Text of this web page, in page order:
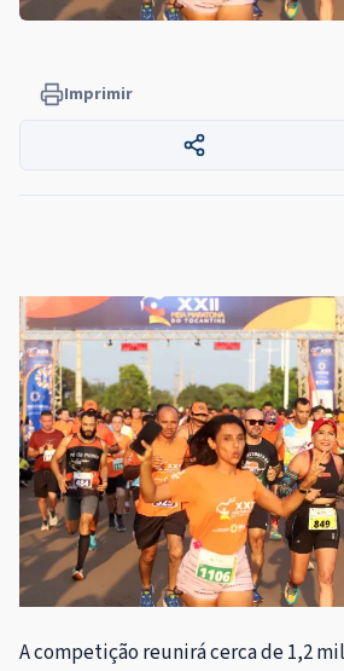
Imprimir
A competição reunirá cerca de 1,2